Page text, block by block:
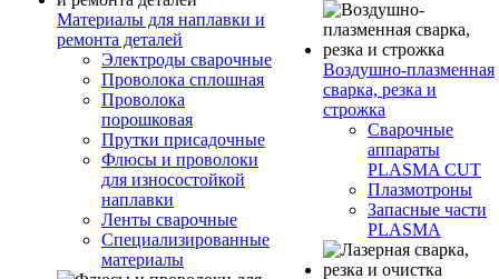
Материалы для наплавки и
ремонта деталей
Электроды сварочные
Проволока сплошная
Проволока
порошковая
Прутки присадочные
Флюсы и проволоки
для износостойкой
наплавки
Ленты сварочные
Специализированные
материалы
Воздушно-плазменная
сварка, резка и
строжка
Сварочные
аппараты
PLASMA CUT
Плазмотроны
Запасные части
PLASMA